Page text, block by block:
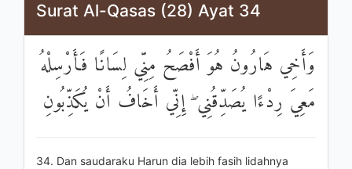
Surat Al-Qasas (28) Ayat 34
وَأَخِي هَارُونُ هُوَ أَفْصَحُ مِنِّي لِسَانًا فَأَرْسِلْهُ
مَعِيَ رِدْءًا يُصَدِّقُنِي ۖ إِنِّي أَخَافُ أَنْ يُكَذِّبُونِ
34. Dan saudaraku Harun dia lebih fasih lidahnya